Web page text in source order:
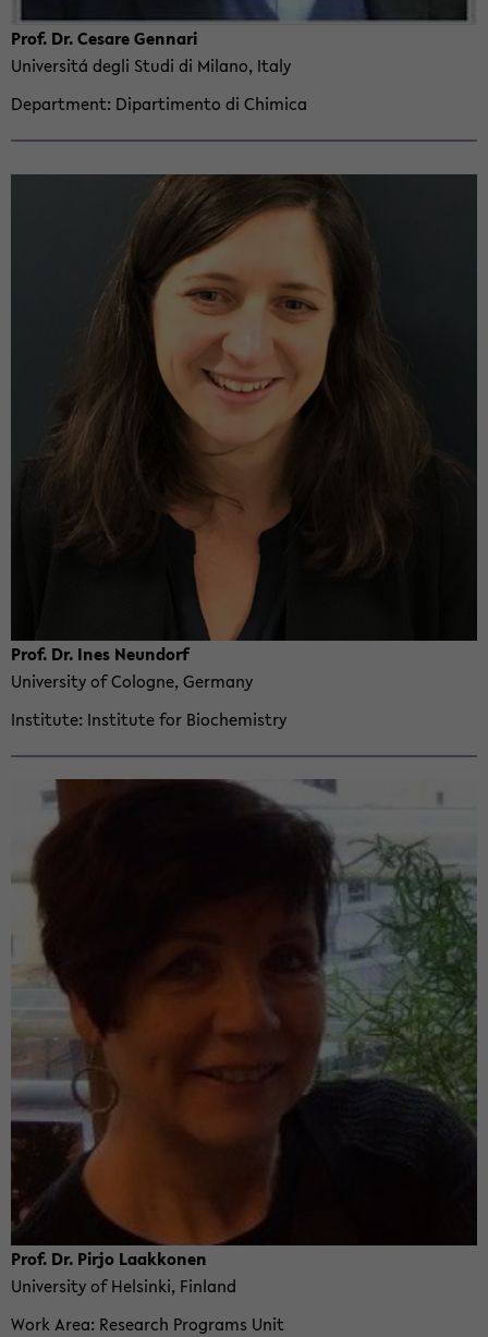
Prof. Dr. Ce­sare Gen­nari
Uni­ver­sitá degli Studi di Mi­lano, Italy
De­part­ment Di­par­ti­mento di Chim­ica
Prof. Dr. Ines Ne­un­dorf
Uni­ver­sity of Cologne, Ger­many
In­sti­tute In­sti­tute for Bio­chem­istry
Prof. Dr. Pirjo Laakko­nen
Uni­ver­sity of Helsinki, Fin­land
Work Area Re­search Pro­grams Unit